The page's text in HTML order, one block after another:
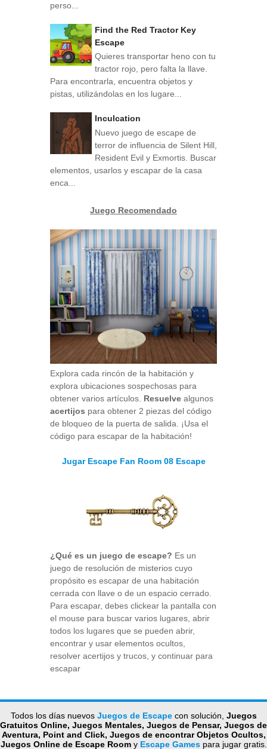
perso...
Find the Red Tractor Key
Escape
Quieres transportar heno con tu
tractor rojo, pero falta la llave.
Para encontrarla, encuentra objetos y
pistas, utilizándolas en los lugare...
Inculcation
Nuevo juego de escape de
terror de influencia de Silent Hill,
Resident Evil y Exmortis. Buscar
elementos, usarlos y escapar de la casa
enca...
Juego Recomendado
Explora cada rincón de la habitación y
explora ubicaciones sospechosas para
obtener varios artículos. Resuelve algunos
acertijos para obtener 2 piezas del código
de bloqueo de la puerta de salida. ¡Usa el
código para escapar de la habitación!
Jugar Escape Fan Room 08 Escape
¿Qué es un juego de escape? Es un
juego de resolución de misterios cuyo
propósito es escapar de una habitación
cerrada con llave o de un espacio cerrado.
Para escapar, debes clickear la pantalla con
el mouse para buscar varios lugares, abrir
todos los lugares que se pueden abrir,
encontrar y usar elementos ocultos,
resolver acertijos y trucos, y continuar para
escapar
Todos los días nuevos Juegos de Escapecon solución, Juegos
Gratuitos Online, Juegos Mentales, Juegos de Pensar, Juegos de
Aventura, Point and Click, Juegos de encontrar Objetos Ocultos,
Juegos Online de Escape Room y Escape Gamespara jugar gratis.